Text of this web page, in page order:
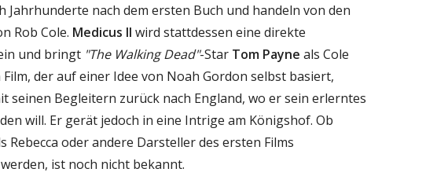
Jahrhunderte nach dem ersten Buch und handeln von den
Rob Cole. Medicus II wird stattdessen eine direkte
und bringt "The Walking Dead"-Star Tom Payne als Cole
Film, der auf einer Idee von Noah Gordon selbst basiert,
seinen Begleitern zurück nach England, wo er sein erlerntes
will. Er gerät jedoch in eine Intrige am Königshof. Ob
Rebecca oder andere Darsteller des ersten Films
ist noch nicht bekannt.